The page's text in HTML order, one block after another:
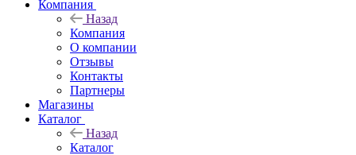
Компания
Назад
Компания
О компании
Отзывы
Контакты
Партнеры
Магазины
Каталог
Назад
Каталог